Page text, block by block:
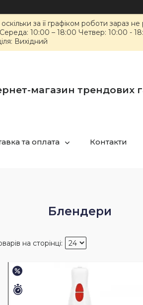
за її графіком роботи зараз
10:00 – 18:00 Четвер: 10:00 -
Вихідний
магазин трендових
та оплата Контакти
Блендери
Залишилось 38 днів